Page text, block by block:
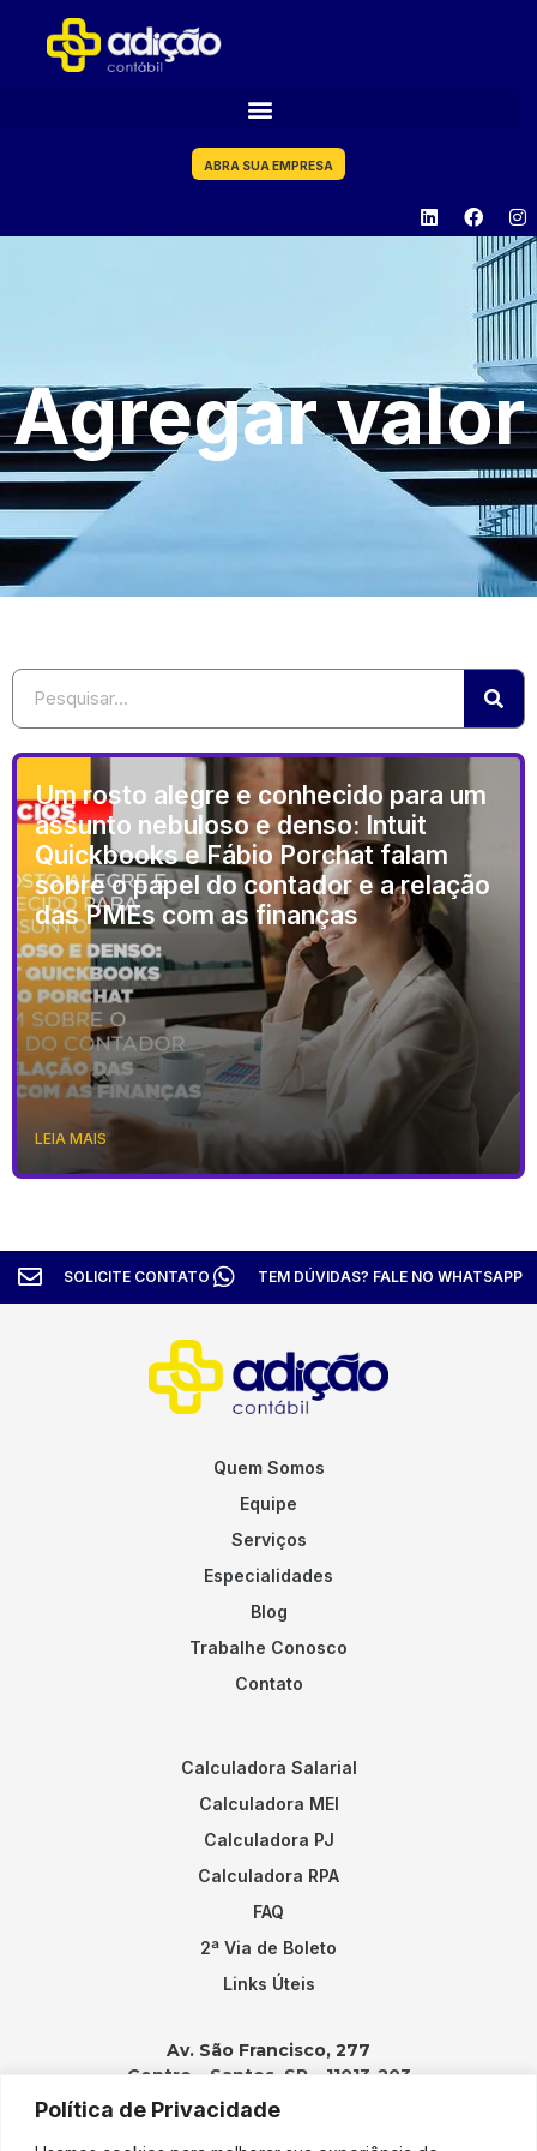
Política de Privacidade
ABRA SUA EMPRESA
Agregar valor
Um rosto alegre e conhecido para um
assunto nebuloso e denso: Intuit
Quickbooks e Fábio Porchat falam
sobre o papel do contador e a relação
das PMEs com as finanças
LEIA MAIS
SOLICITE CONTATO TEM DÚVIDAS? FALE NO WHATSAPP
Quem Somos
Equipe
Serviços
Especialidades
Blog
Trabalhe Conosco
Contato
Calculadora Salarial
Calculadora MEI
Calculadora PJ
Calculadora RPA
FAQ
2ª Via de Boleto
Links Úteis
Av. São Francisco, 277
Centro – Santos, SP – 11013-203
Contatos: